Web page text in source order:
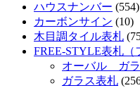
ハウスナンバー (554)
カーボンサイン (10)
木目調タイル表札
FREE-STYLE表札（
オーバル ガ
ガラス表札